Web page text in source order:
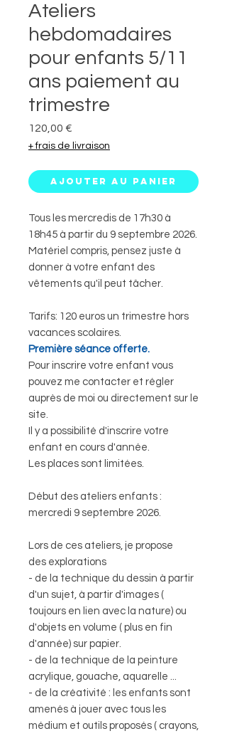
Ateliers
hebdomadaires
pour enfants 5/11
ans paiement au
trimestre
120,00 €
+ frais de livraison
Ajouter au panier
Tous les mercredis de 17h30 à
18h45 à partir du 9 septembre 2026.
Matériel compris, pensez juste à
donner à votre enfant des
vêtements qu'il peut tâcher.
Tarifs: 120 euros un trimestre hors
vacances scolaires.
Première séance offerte.
Pour inscrire votre enfant vous
pouvez me contacter et régler
auprès de moi ou directement sur le
site.
Il y a possibilité d'inscrire votre
enfant en cours d'année.
Les places sont limitées.
Début des ateliers enfants :
mercredi 9 septembre 2026.
Lors de ces ateliers, je propose
des explorations
- de la technique du dessin à partir
d'un sujet, à partir d'images (
toujours en lien avec la nature) ou
d'objets en volume ( plus en fin
d'année) sur papier.
- de la technique de la peinture
acrylique, gouache, aquarelle ...
- de la créativité : les enfants sont
amenés à jouer avec tous les
médium et outils proposés ( crayons,